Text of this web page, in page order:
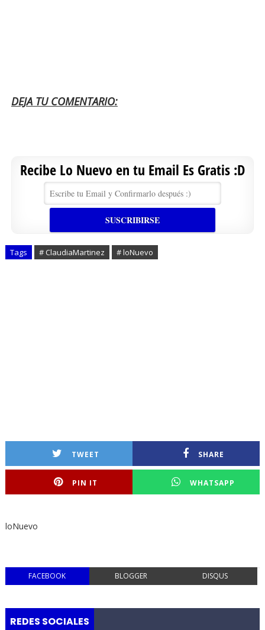
DEJA TU COMENTARIO:
Recibe Lo Nuevo en tu Email Es Gratis :D
Tags # ClaudiaMartinez # loNuevo
TWEET SHARE
PIN IT WHATSAPP
loNuevo
FACEBOOK BLOGGER DISQUS
REDES SOCIALES